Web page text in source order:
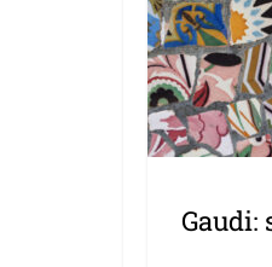
Gaudi: